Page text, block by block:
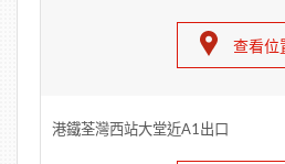
查看位
港鐵荃灣西站大堂近A1出口